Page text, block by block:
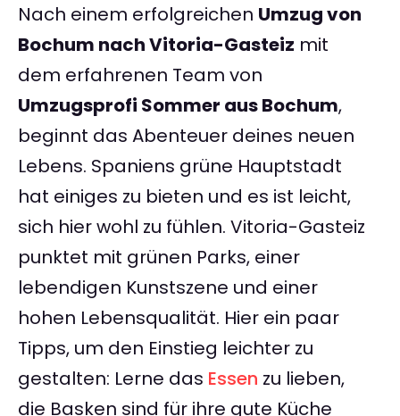
Nach einem erfolgreichen Umzug von
Bochum nach Vitoria-Gasteiz mit
dem erfahrenen Team von
Umzugsprofi Sommer aus Bochum,
beginnt das Abenteuer deines neuen
Lebens. Spaniens grüne Hauptstadt
hat einiges zu bieten und es ist leicht,
sich hier wohl zu fühlen. Vitoria-Gasteiz
punktet mit grünen Parks, einer
lebendigen Kunstszene und einer
hohen Lebensqualität. Hier ein paar
Tipps, um den Einstieg leichter zu
gestalten: Lerne das Essen zu lieben,
die Basken sind für ihre gute Küche